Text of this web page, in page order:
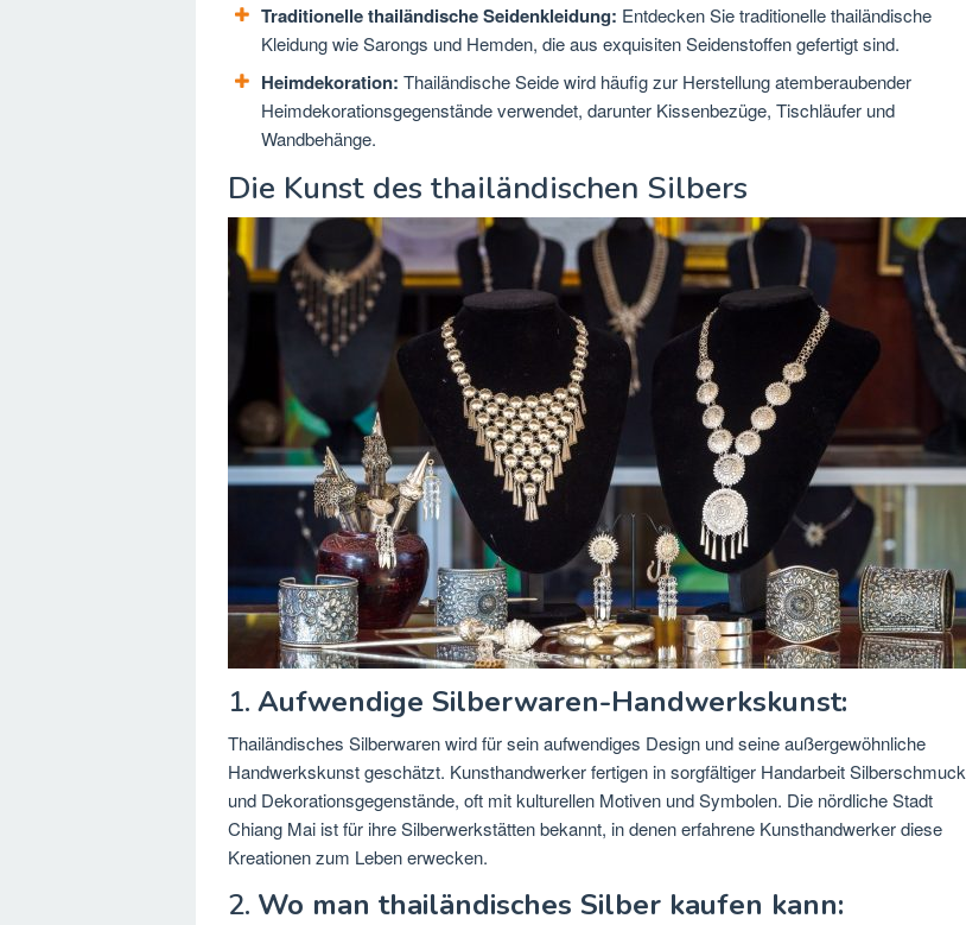
Traditionelle thailändische Seidenkleidung: Entdecken Sie traditionelle thailändische
Kleidung wie Sarongs und Hemden, die aus exquisiten Seidenstoffen gefertigt sind.
Heimdekoration: Thailändische Seide wird häufig zur Herstellung atemberaubender
Heimdekorationsgegenstände verwendet, darunter Kissenbezüge, Tischläufer und
Wandbehänge.
Die Kunst des thailändischen Silbers
1. Aufwendige Silberwaren-Handwerkskunst:
Thailändisches Silberwaren wird für sein aufwendiges Design und seine außergewöhnliche
Handwerkskunst geschätzt. Kunsthandwerker fertigen in sorgfältiger Handarbeit Silberschmuck
und Dekorationsgegenstände, oft mit kulturellen Motiven und Symbolen. Die nördliche Stadt
Chiang Mai ist für ihre Silberwerkstätten bekannt, in denen erfahrene Kunsthandwerker diese
Kreationen zum Leben erwecken.
2. Wo man thailändisches Silber kaufen kann: